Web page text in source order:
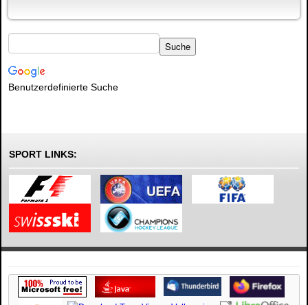
Benutzerdefinierte Suche
SPORT LINKS: